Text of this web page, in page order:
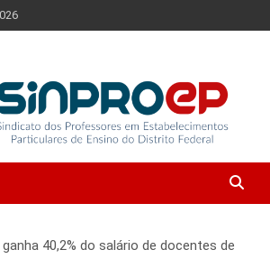
40,2% do salário de docentes de